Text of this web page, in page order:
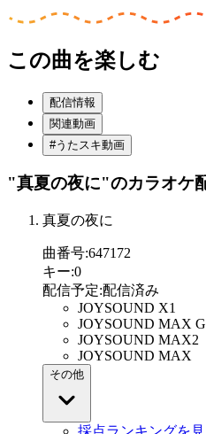
この曲を楽しむ
配信情報
関連動画
#うたスキ動画
"真夏の夜に"のカラオケ
真夏の夜に
曲番号:647172
キー:0
配信予定:配信済み
JOYSOUND X1
JOYSOUND MAX
JOYSOUND MAX2
JOYSOUND MAX
その他
採点ランキングを見